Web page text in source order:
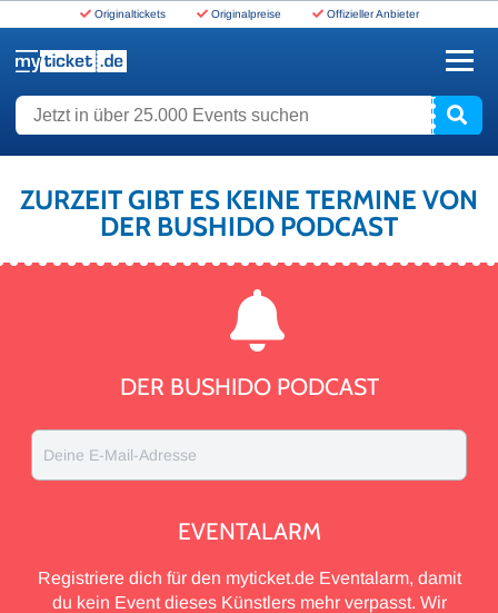
Originaltickets Originalpreise Offizieller Anbieter
Jetzt in über 25.000 Events suchen
ZURZEIT GIBT ES KEINE TERMINE VON
DER BUSHIDO PODCAST
DER BUSHIDO PODCAST
Deine E-Mail-Adresse
EVENTALARM
Registriere dich für den myticket.de Eventalarm, damit
du kein Event dieses Künstlers mehr verpasst. Wir